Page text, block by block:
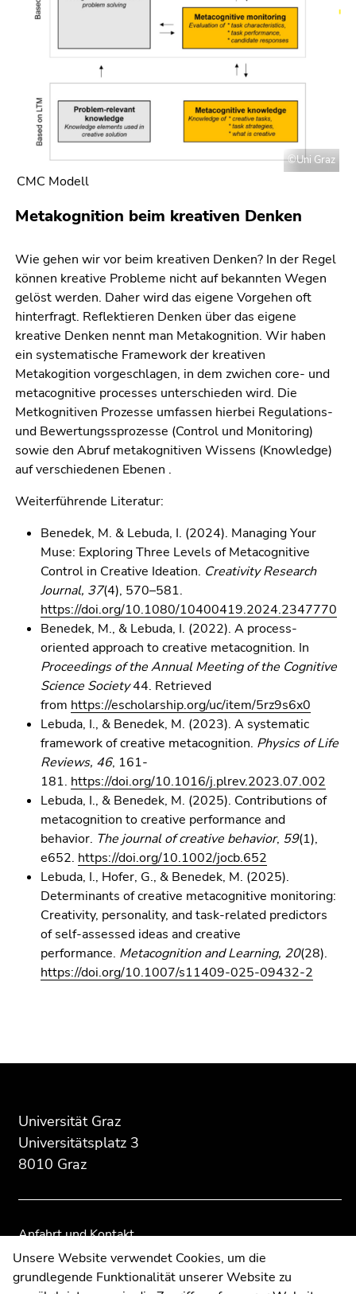
©Uni Graz
CMC Modell
Metakognition beim kreativen Denken
Wie gehen wir vor beim kreativen Denken? In der Regel
können kreative Probleme nicht auf bekannten Wegen
gelöst werden. Daher wird das eigene Vorgehen oft
hinterfragt. Reflektieren Denken über das eigene
kreative Denken nennt man Metakognition. Wir haben
ein systematische Framework der kreativen
Metakogition vorgeschlagen, in dem zwichen core- und
metacognitive processes unterschieden wird. Die
Metkognitiven Prozesse umfassen hierbei Regulations-
und Bewertungssprozesse (Control und Monitoring)
sowie den Abruf metakognitiven Wissens (Knowledge)
auf verschiedenen Ebenen .
Weiterführende Literatur:
Benedek, M. & Lebuda, I. (2024). Managing Your
Muse: Exploring Three Levels of Metacognitive
Control in Creative Ideation. Creativity Research
Journal, 37(4), 570–581.
https://doi.org/10.1080/10400419.2024.2347770
Benedek, M., & Lebuda, I. (2022). A process-
oriented approach to creative metacognition. In
Proceedings of the Annual Meeting of the Cognitive
Science Society44. Retrieved
from https://escholarship.org/uc/item/5rz9s6x0
Lebuda, I., & Benedek, M. (2023). A systematic
framework of creative metacognition. Physics of Life
Reviews, 46, 161-
181. https://doi.org/10.1016/j.plrev.2023.07.002
Lebuda, I., & Benedek, M. (2025). Contributions of
metacognition to creative performance and
behavior. The journal of creative behavior, 59(1),
e652. https://doi.org/10.1002/jocb.652
Lebuda, I., Hofer, G., & Benedek, M. (2025).
Determinants of creative metacognitive monitoring:
Creativity, personality, and task-related predictors
of self-assessed ideas and creative
performance. Metacognition and Learning, 20(28).
https://doi.org/10.1007/s11409-025-09432-2
Beginn
Zusatzinformationen:
Universität Graz
Universitätsplatz 3
8010 Graz
Anfahrt und Kontakt
Kommunikation und Öffentlichkeitsarbeit
Moodle
Ende
Übersicht
Ende
Übersicht
Unsere Website verwendet Cookies, um die
grundlegende Funktionalität unserer Website zu